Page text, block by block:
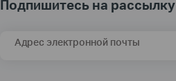
Подпишитесь на рассылку
Адрес электронной почты